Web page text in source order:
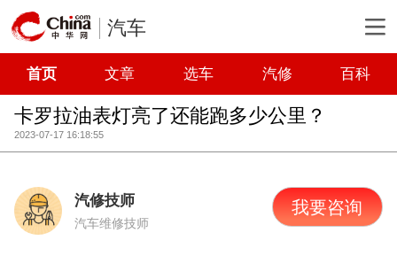
汽车
首页 文章 选车 汽修 百科
卡罗拉油表灯亮了还能跑多少公里？
2023-07-17 16:18:55
汽修技师
汽车维修技师
我要咨询